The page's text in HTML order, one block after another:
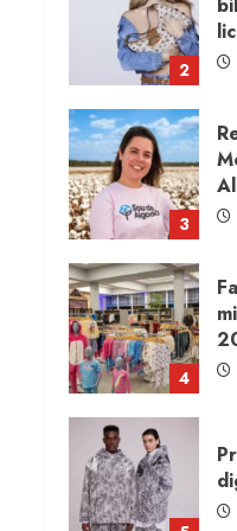
2
3
4